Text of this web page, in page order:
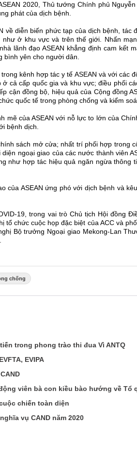
2020, Thủ tướng Chính phủ
phát của dịch bệnh.
về diễn biến phức tạp của dịch bệnh, tác
ở khu vực và trên thế giới. Nhấn
lãnh đạo ASEAN khẳng định cam kết
bình yên cho người dân.
kênh hợp tác y tế ASEAN và với các
cả cấp quốc gia và khu vực; điều phối
cận đồng bộ, hiệu quả của Cộng đồng
quốc tế trong phòng chống và kiểm
mẽ của ASEAN với nỗ lực to lớn của
bệnh dịch.
sách mở cửa; nhất trí phối hợp trong
ngoại giao của các nước thành viên
như hợp tác hiệu quả ngăn ngừa thông
của ASEAN ứng phó với dịch bệnh và
19, trong vai trò Chủ tịch Hội đồng
chức cuộc họp đặc biệt của ACC và
Bộ trưởng Ngoại giao Mekong-Lan
chống
trong phong trào thi đua Vì ANTQ
EVIPA
viên bà con kiều bào hướng về Tổ
chiến toàn diện
vụ CAND năm 2020